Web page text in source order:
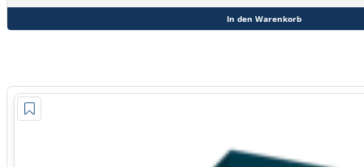
In den Warenkorb